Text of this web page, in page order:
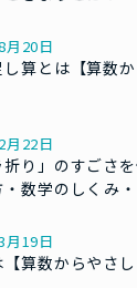
月20日
算とは【算数
月22日
折り」のすごさ
・数学のしくみ
月19日
算数からやさし